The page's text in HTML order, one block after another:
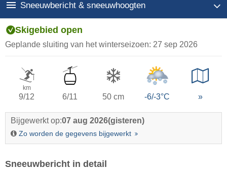
Sneeuwbericht & sneeuwhoogten
Skigebied open
Geplande sluiting van het winterseizoen: 27 sep 2026
km
9/12 6/11 50 cm -6/-3°C »
Bijgewerkt op:07 aug 2026(gisteren)
Zo worden de gegevens bijgewerkt
Sneeuwbericht in detail